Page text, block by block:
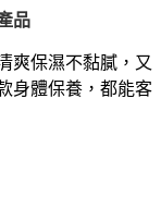
品
爽保濕不黏膩，又
身體保養，都能客